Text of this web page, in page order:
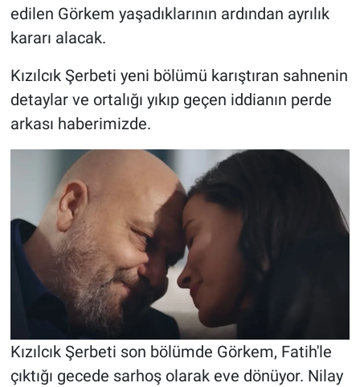
edilen Görkem yaşadıklarının ardından ayrılık
kararı alacak.
Kızılcık Şerbeti yeni bölümü karıştıran sahnenin
detaylar ve ortalığı yıkıp geçen iddianın perde
arkası haberimizde.
Kızılcık Şerbeti son bölümde Görkem, Fatih'le
çıktığı gecede sarhoş olarak eve dönüyor. Nilay